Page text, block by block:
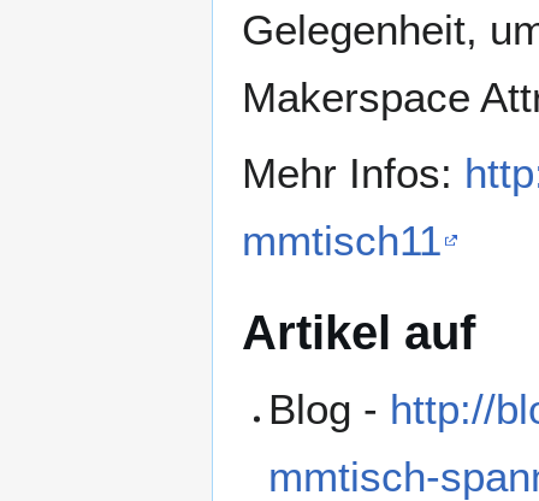
Gelegenheit,
Makerspace
Mehr Infos:
mmtisch11
Artikel auf
Blog - http://
mmtisch-